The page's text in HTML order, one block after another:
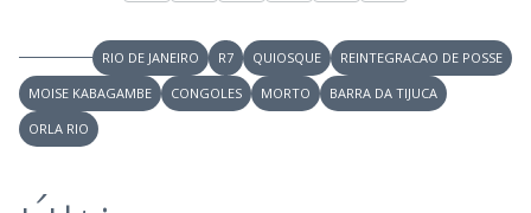
RIO DE JANEIRO R7 QUIOSQUE
REINTEGRACAO DE POSSE
MOISE KABAGAMBE
CONGOLES MORTO
BARRA DA TIJUCA
ORLA RIO